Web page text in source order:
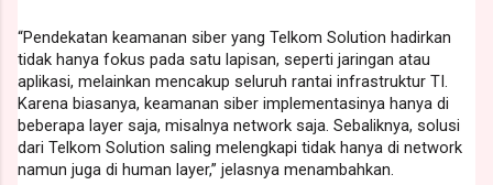
“Pendekatan keamanan siber yang Telkom Solution hadirkan
tidak hanya fokus pada satu lapisan, seperti jaringan atau
aplikasi, melainkan mencakup seluruh rantai infrastruktur TI.
Karena biasanya, keamanan siber implementasinya hanya di
beberapa layer saja, misalnya network saja. Sebaliknya, solusi
dari Telkom Solution saling melengkapi tidak hanya di network
namun juga di human layer,” jelasnya menambahkan.